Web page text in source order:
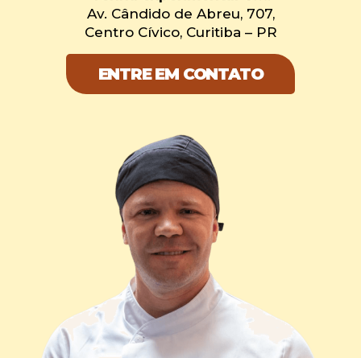
Av. Cândido de Abreu, 707,
Centro Cívico, Curitiba – PR
ENTRE EM CONTATO